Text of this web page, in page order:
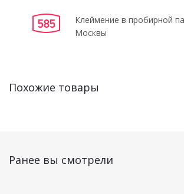
Клеймение в пробирной
Москвы
Похожие товары
Ранее вы смотрели